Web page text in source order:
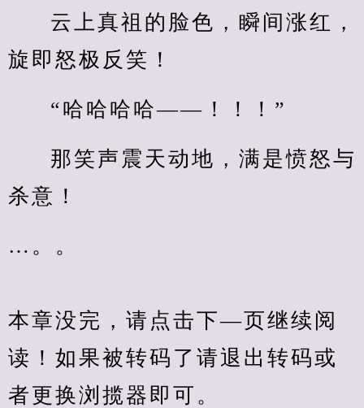
云上真祖的脸色，瞬间涨红，
旋即怒极反笑！
“哈哈哈哈——！！！”
那笑声震天动地，满是愤怒与
杀意！
…。。
本章没完，请点击下—页继续阅
读！如果被转码了请退出转码或
者更换浏揽器即可。